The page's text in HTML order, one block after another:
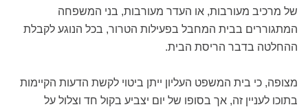
של מרכיב מעורבות, או העדר מעורבות, בני המשפחה
המתגוררים בבית המחבל בפעילות הטרור, בכל הנוגע לקבלת
ההחלטה בדבר הריסת הבית.
מצופה, כי בית המשפט העליון ייתן ביטוי לקשת הדעות הקיימות
בתוכו לעניין זה, אך בסופו של יום יצביע בקול חד וצלול על